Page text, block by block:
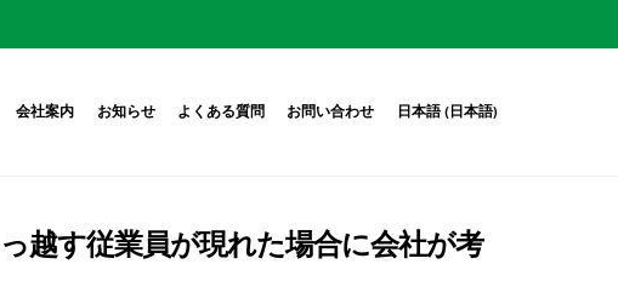
会社案内 お知らせ よくある質問 お問い合わせ 日本語(日本語)
越す従業員が現れた場合に会社が考